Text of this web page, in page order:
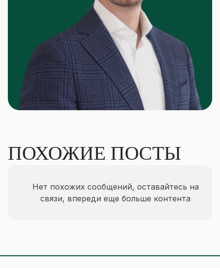
ПОХОЖИЕ ПОСТЫ
Нет похожих сообщений, оставайтесь на
связи, впереди еще больше контента